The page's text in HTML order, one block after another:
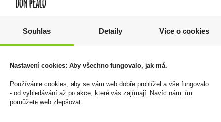
Bažantí terina s
Cena za:1 ks
Skladem: 5 - 50 ks
Zapalovač Silver Match
Cena za:
Skladem:
5 - 50 ks
Souhlas Detaily Více o cookies
Nastavení cookies: Aby všechno fungovalo, jak má.
Používáme cookies, aby se vám web dobře prohlížel a vše fungovalo
- od vyhledávání až po akce, které vás zajímají. Navíc nám tím
pomůžete web zlepšovat.